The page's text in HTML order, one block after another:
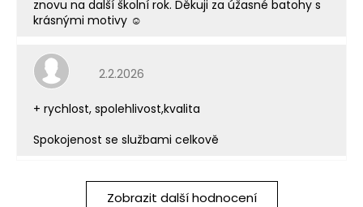
znovu na další školní rok. Děkuji za úžasné batohy s
krásnými motivy ☺️
Hodnocení obchodu je 5 z 5 hvězdiček.
2.2.2026
+ rychlost, spolehlivost,kvalita
Spokojenost se službami celkově
Zobrazit další hodnocení